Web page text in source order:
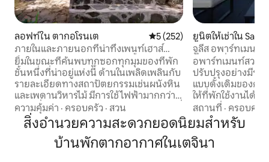
ลอฟท์ใน ตากอโรนเต คะแนนเฉลี่ย 5 จาก 5, 252 รีวิว
5 (252)
ภายในและภายนอกที่น่าทึ่งเพนท์เฮาส์
พร้อมลานระเบียงและสระว่ายน้ำเล็กๆ
ยิ้มในขณะที่ค้นพบทุกซอกทุกมุมของที่พัก
ชั้นหนึ่งที่น่าอยู่แห่งนี้ ด้านในเพลิดเพลินกับ
รายละเอียดทางสถาปัตยกรรมเช่นผนังหิน
และเพดานวิหารไม้ มีการใช้ไฟฟ้ามากกว่า
70% เนื่องจากแผงโซลาร์เซลล์ของเรา บ้านที่
ยั่งยืน:) จากนั้นออกไปที่ระเบียงเพื่อชมวิว
และสวนหลังบ้านพื้นที่พักผ่อนหย่อนใจและ
ตอนนี้มีสระว่ายน้ำเล็กๆที่อบอุ่น (2x2 เมตร)
สำหรับการพักผ่อนอาบแดดและชิลๆ
ความคุ้มค่า · ครอบครัว · สวน
ยูนิตให้เช่าใน San
e La Laguna
จูลีส อพาร์ทเมนท์
ที่ยอดเยี่ยม...
อพาร์ทเมนท์สวยง
ปรับปรุงอย่างมีรส
แบบดั้งเดิมของคา
ให้ที่พักใช้งานได้จ
โดยผสมผสานควา
แก่ด้วยแผงไม้สวย
ภูมิภาค อพาร์ทเม
ประกอบด้วยห้องนั่
สถานที่ · ครอบครัว
สิ่งอำนวยความสะดวกยอดนิยมสำหรับ
บ้านพักตากอากาศในเตจินา